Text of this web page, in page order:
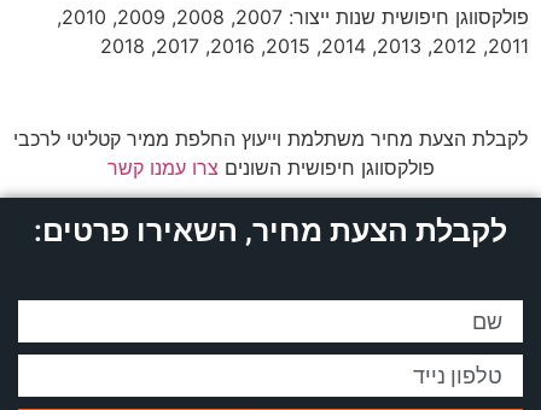
פולקסווגן חיפושית שנות ייצור: 2007, 2008, 2009, 2010,
2011, 2012, 2013, 2014, 2015, 2016, 2017, 2018
לקבלת הצעת מחיר משתלמת וייעוץ החלפת ממיר קטליטי לרכבי
פולקסווגן חיפושית השונים צרו עמנו קשר
לקבלת הצעת מחיר, השאירו פרטים: